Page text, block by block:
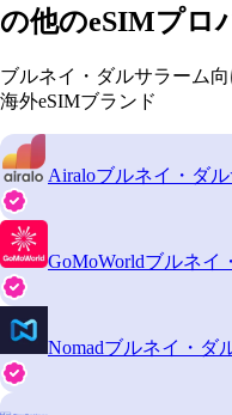
の他のeSIMプロ
ブルネイ・ダルサラーム
海外eSIMブランド
Airaloブルネイ・ダ
GoMoWorldブルネイ
Nomadブルネイ・ダ